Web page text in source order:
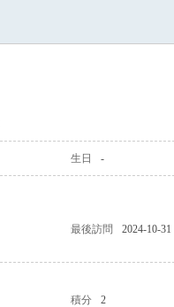
生日 -
最後訪問
2024-10-31
積分
2